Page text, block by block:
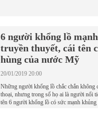
6 người khổng lồ
truyền thuyết, cái tên
hùng của nước Mỹ
20/01/2019 20:00
Những người khổng lồ chắc chắn không
thoại, nhưng trong số họ ai là người nổi
tên 6 người khổng lồ có sức mạnh khủng